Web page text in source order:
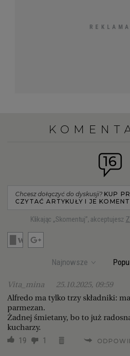
16
Chcesz dołączyć do dyskusji? KUP
CZYTAĆ ARTYKUŁY I JE
Klikając „Skomentuj”, akceptujesz
Najnowsze
Vita_mina
25.10.2025, 09:59
Alfredo ma tylko trzy składniki:
parmezan.
Żadnej śmietany, bo to już
kucharzy.
19 1